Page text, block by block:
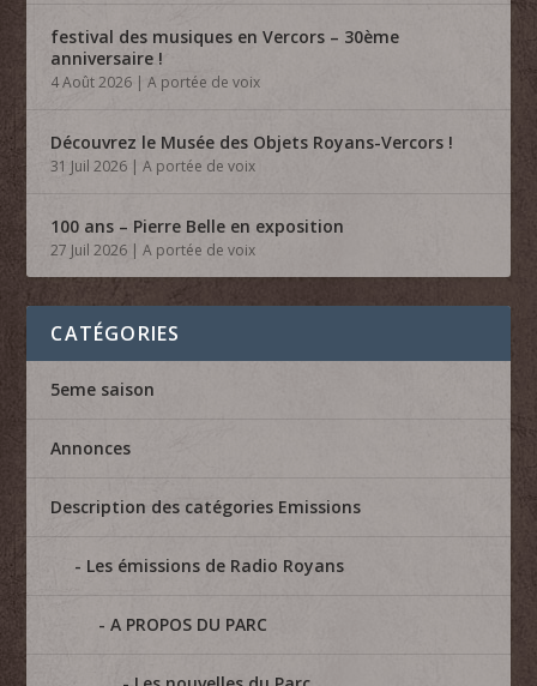
festival des musiques en Vercors – 30ème
anniversaire !
4 Août 2026 |A portée de voix
Découvrez le Musée des Objets Royans-Vercors !
31 Juil 2026 |A portée de voix
100 ans – Pierre Belle en exposition
27 Juil 2026 |A portée de voix
CATÉGORIES
5eme saison
Annonces
Description des catégories Emissions
Les émissions de Radio Royans
A PROPOS DU PARC